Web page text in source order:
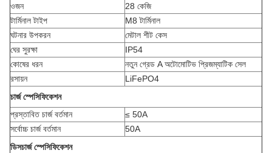
ওজন
28 কেজি
টার্মিনাল টাইপ
M8 টার্মিনাল
ঘটনার উপকরন
মেটাল শীট কেস
ঘের সুরক্ষা
IP54
কোষের ধরন
নতুন গ্রেড A অটোমোটিভ প্রিজম্যাটিক সেল
রসায়ন
LiFePO4
চার্জ স্পেসিফিকেশন
প্রস্তাবিত চার্জ বর্তমান
≤ 50A
সর্বোচ্চ চার্জ বর্তমান
50A
ডিসচার্জ স্পেসিফিকেশন